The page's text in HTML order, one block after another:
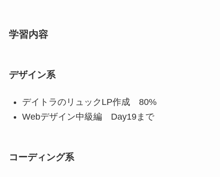
学習内容
デザイン系
デイトラのリュックLP作成 80%
Webデザイン中級編 Day19まで
コーディング系